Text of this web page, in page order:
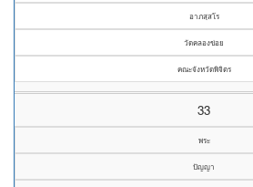
อาภสฺสโร
วัดคลองข่อย
คณะจังหวัดพิจิตร
33
พระ
ปัญญา